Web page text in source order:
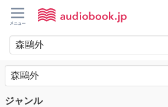
ジャンル